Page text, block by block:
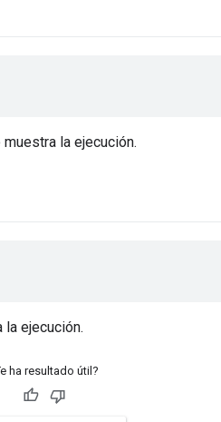
la ejecución.
ejecución.
ha resultado útil?